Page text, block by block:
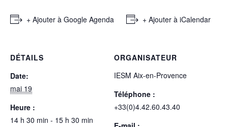
+ Ajouter à Google Agenda + Ajouter à iCalendar
DÉTAILS
Date:
mai 19
Heure :
14 h 30 min - 15 h 30 min
ORGANISATEUR
IESM Aix-en-Provence
Téléphone :
+33(0)4.42.60.43.40